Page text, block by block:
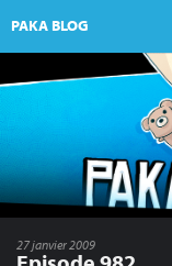
PAKA BLOG
27 janvier 2009